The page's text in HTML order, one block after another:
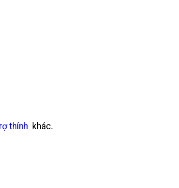
thính khác.